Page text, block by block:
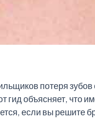
потеря
гид объясняет, что
если вы решите